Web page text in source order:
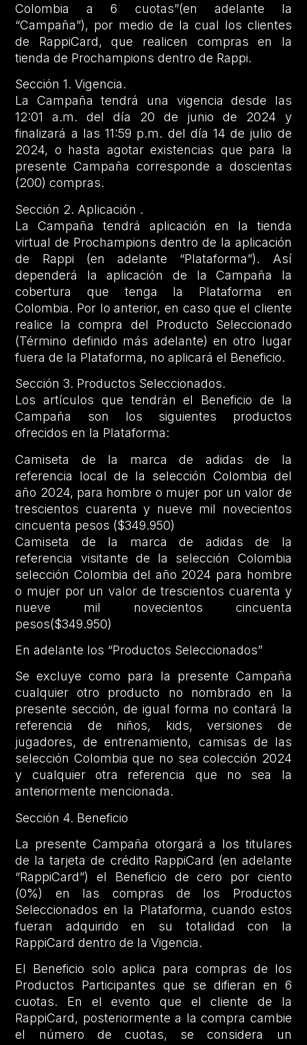
Colombia a 6 cuotas”(en adelante la
“Campaña”), por medio de la cual los clientes
de RappiCard, que realicen compras en la
tienda de Prochampions dentro de Rappi.
Sección 1. Vigencia.
La Campaña tendrá una vigencia desde las
12:01 a.m. del día 20 de junio de 2024 y
finalizará a las 11:59 p.m. del día 14 de julio de
2024, o hasta agotar existencias que para la
presente Campaña corresponde a doscientas
(200) compras.
Sección 2. Aplicación .
La Campaña tendrá aplicación en la tienda
virtual de Prochampions dentro de la aplicación
de Rappi (en adelante “Plataforma”). Así
dependerá la aplicación de la Campaña la
cobertura que tenga la Plataforma en
Colombia. Por lo anterior, en caso que el cliente
realice la compra del Producto Seleccionado
(Término definido más adelante) en otro lugar
fuera de la Plataforma, no aplicará el Beneficio.
Sección 3. Productos Seleccionados.
Los artículos que tendrán el Beneficio de la
Campaña son los siguientes productos
ofrecidos en la Plataforma:
Camiseta de la marca de adidas de la
referencia local de la selección Colombia del
año 2024, para hombre o mujer por un valor de
trescientos cuarenta y nueve mil novecientos
cincuenta pesos ($349.950)
Camiseta de la marca de adidas de la
referencia visitante de la selección Colombia
selección Colombia del año 2024 para hombre
o mujer por un valor de trescientos cuarenta y
nueve mil novecientos cincuenta
pesos($349.950)
En adelante los “Productos Seleccionados”
Se excluye como para la presente Campaña
cualquier otro producto no nombrado en la
presente sección, de igual forma no contará la
referencia de niños, kids, versiones de
jugadores, de entrenamiento, camisas de las
selección Colombia que no sea colección 2024
y cualquier otra referencia que no sea la
anteriormente mencionada.
Sección 4. Beneficio
La presente Campaña otorgará a los titulares
de la tarjeta de crédito RappiCard (en adelante
“RappiCard”) el Beneficio de cero por ciento
(0%) en las compras de los Productos
Seleccionados en la Plataforma, cuando estos
fueran adquirido en su totalidad con la
RappiCard dentro de la Vigencia.
El Beneficio solo aplica para compras de los
Productos Participantes que se difieran en 6
cuotas. En el evento que el cliente de la
RappiCard, posteriormente a la compra cambie
el número de cuotas, se considera un